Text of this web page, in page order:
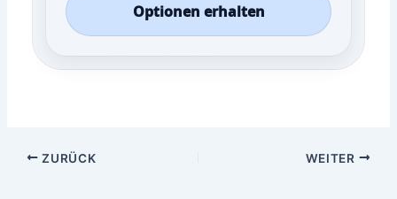
Optionen erhalten
ZURÜCK WEITER